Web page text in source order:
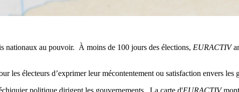
nationaux au pouvoir. À moins de 100 jours des élections, EURACTIV
les électeurs d’exprimer leur mécontentement ou satisfaction envers les